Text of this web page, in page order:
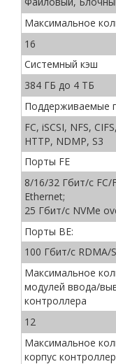
Максимальное
16
Системный кэш
384 ГБ до 4 ТБ
Поддерживаемые
FC, iSCSI, NFS,
HTTP, NDMP, S3
Порты FE
8/16/32 Гбит/c FC/
Ethernet;
25 Гбит/c NVMe
Порты BE:
100 Гбит/c RDMA/
Максимальное
модулей ввода/
контроллера
12
Максимальное
корпус